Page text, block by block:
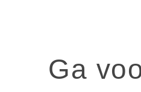
Ga